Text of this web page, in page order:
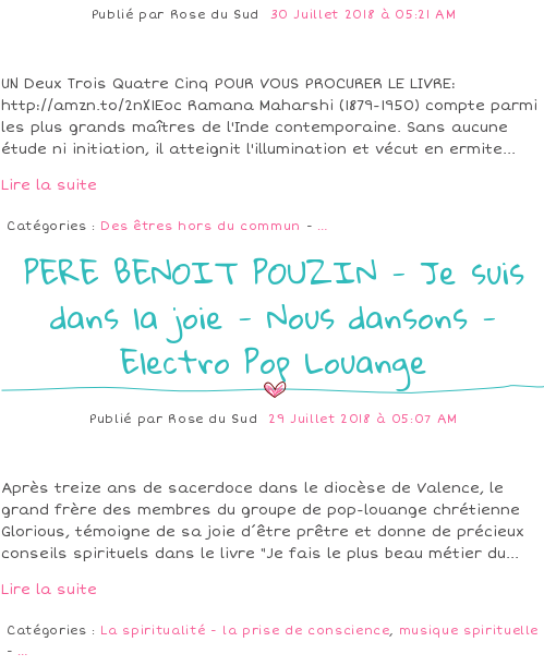
Publié par Rose du Sud 30 Juillet 2018 à 05:21 AM
UN Deux Trois Quatre Cinq POUR VOUS PROCURER LE LIVRE:
http://amzn.to/2nX1Eoc Ramana Maharshi (1879-1950) compte parmi
les plus grands maîtres de l'Inde contemporaine. Sans aucune
étude ni initiation, il atteignit l'illumination et vécut en ermite...
Lire la suite
Catégories : Des êtres hors du commun - …
PERE BENOIT POUZIN - Je suis
dans la joie - Nous dansons -
Electro Pop Louange
Publié par Rose du Sud 29 Juillet 2018 à 05:07 AM
Après treize ans de sacerdoce dans le diocèse de Valence, le
grand frère des membres du groupe de pop-louange chrétienne
Glorious, témoigne de sa joie d´être prêtre et donne de précieux
conseils spirituels dans le livre "Je fais le plus beau métier du...
Lire la suite
Catégories : La spiritualité - la prise de conscience, musique spirituelle
- …